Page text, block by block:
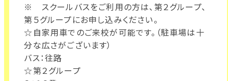
※ スクールバスをご利用の方は、第２グループ、
第５グループにお申し込みください。
☆自家用車でのご来校が可能です。（駐車場は十
分な広さがございます）
バス：往路
☆第２グループ